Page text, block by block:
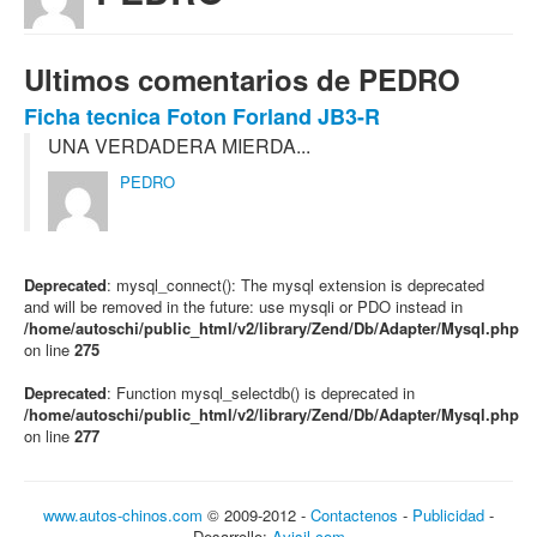
Ultimos comentarios de PEDRO
Ficha tecnica Foton Forland JB3-R
UNA VERDADERA MIERDA...
PEDRO
Deprecated: mysql_connect(): The mysql extension is deprecated
and will be removed in the future: use mysqli or PDO instead in
/home/autoschi/public_html/v2/library/Zend/Db/Adapter/Mysql.php
on line 275
Deprecated: Function mysql_selectdb() is deprecated in
/home/autoschi/public_html/v2/library/Zend/Db/Adapter/Mysql.php
on line 277
www.autos-chinos.com © 2009-2012 - Contactenos - Publicidad -